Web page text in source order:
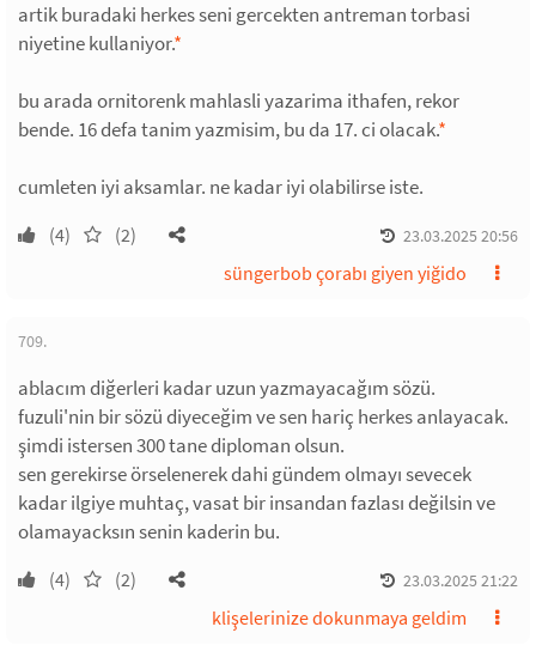
artik buradaki herkes seni gercekten antreman torbasi
niyetine kullaniyor.*
bu arada ornitorenk mahlasli yazarima ithafen, rekor
bende. 16 defa tanim yazmisim, bu da 17. ci olacak.*
cumleten iyi aksamlar. ne kadar iyi olabilirse iste.
(4) (2) 23.03.2025 20:56
süngerbob çorabı giyen yiğido
709.
ablacım diğerleri kadar uzun yazmayacağım sözü.
fuzuli'nin bir sözü diyeceğim ve sen hariç herkes anlayacak.
şimdi istersen 300 tane diploman olsun.
sen gerekirse örselenerek dahi gündem olmayı sevecek
kadar ilgiye muhtaç, vasat bir insandan fazlası değilsin ve
olamayacksın senin kaderin bu.
(4) (2) 23.03.2025 21:22
klişelerinize dokunmaya geldim